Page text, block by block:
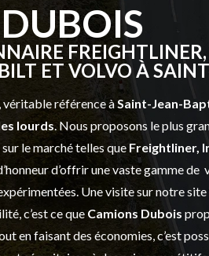
ET VOLVO À
, véritable référence àSaint-Jean-
lourds. Nous proposons le plus
le marché telles que Freightliner,
d’offrir une vaste gamme de
Une visite sur notre
c’est ce que Camions Dubois
en faisant des économies, c’est